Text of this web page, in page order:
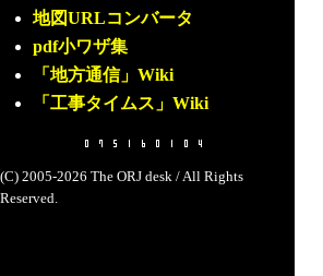
地図URLコンバータ
pdf小ワザ集
「地方通信」Wiki
「工事タイムス」Wiki
(C) 2005-2026 The ORJ desk / All Rights
Reserved.